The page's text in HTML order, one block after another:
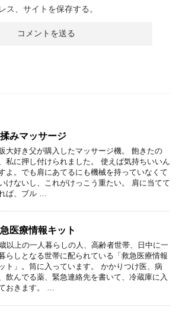
ス、サイトを保存する。
みマッサージ
大好き父が購入したマッサージ機。 飽きたの
私に押し付けられました。 使えば気持ちいいん
よ。でも肩にあてるにも機械を持っていなくて
けないし、これがけっこう重たい。 肩に当てて
ば、ブル …
医療情報キット
以上の一人暮らしの人、高齢者世帯、日中に一
らしとなる世帯に配られている「救急医療情報
ト」。筒に入っています。 かかりつけ医、病
飲んでる薬、緊急連絡先を書いて、冷蔵庫に入
おきます。 …